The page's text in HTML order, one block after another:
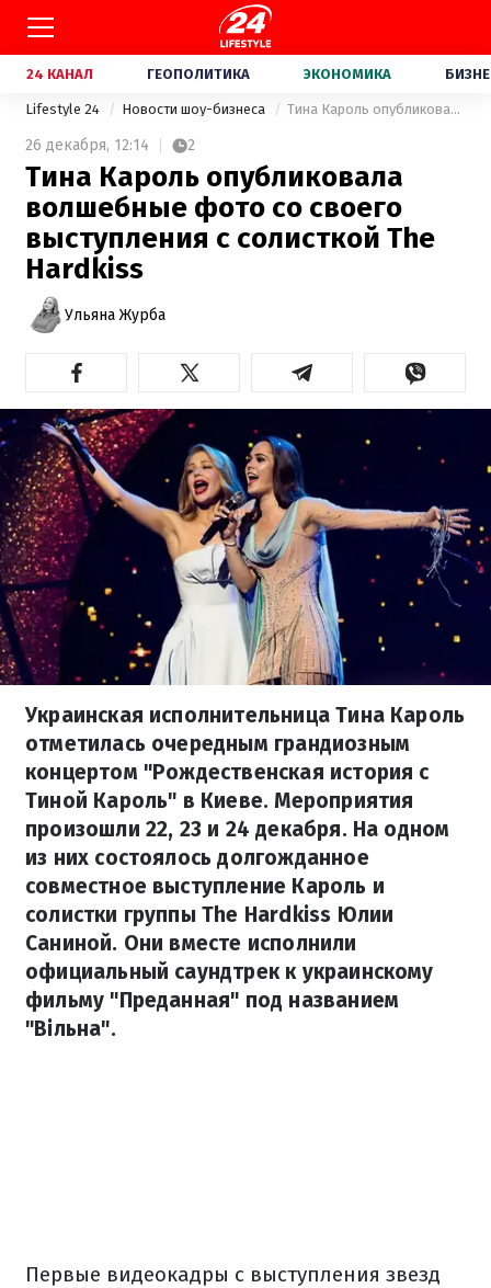
24 КАНАЛ ГЕОПОЛИТИКА ЭКОНОМИКА
Lifestyle 24 Новости шоу-бизнеса Тина Кароль опубликовала волшебные фото со своего выступления с солисткой The Hardkiss
26 декабря, 12:14 2
Тина Кароль опубликовала
волшебные фото со своего
выступления с солисткой The
Hardkiss
Ульяна Журба
Украинская исполнительница Тина Кароль
отметилась очередным грандиозным
концертом "Рождественская история с
Тиной Кароль" в Киеве. Мероприятия
произошли 22, 23 и 24 декабря. На одном
из них состоялось долгожданное
совместное выступление Кароль и
солистки группы The Hardkiss Юлии
Саниной. Они вместе исполнили
официальный саундтрек к украинскому
фильму "Преданная" под названием
"Вільна".
Первые видеокадры с выступления звезд